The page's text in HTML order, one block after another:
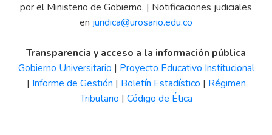
por el Ministerio de Gobierno. | Notificaciones judiciales
en juridica@urosario.edu.co
Transparencia y acceso a la información pública
Gobierno Universitario | Proyecto Educativo Institucional
| Informe de Gestión | Boletín Estadístico | Régimen
Tributario | Código de Ética